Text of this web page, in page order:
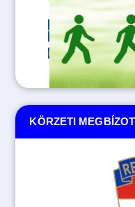
KÖRZETI